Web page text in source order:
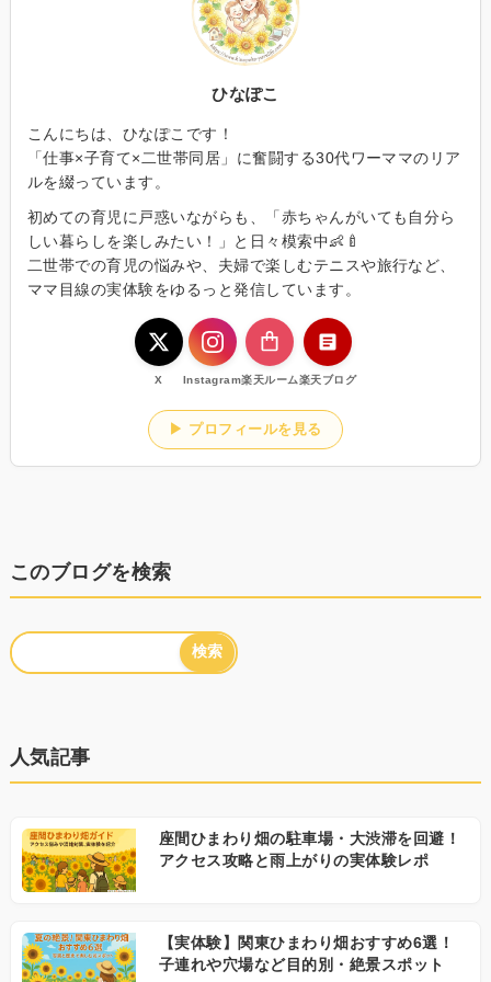
ひなぽこ
こんにちは、ひなぽこです！
「仕事×子育て×二世帯同居」に奮闘する30代ワーママのリア
ルを綴っています。
初めての育児に戸惑いながらも、「赤ちゃんがいても自分ら
しい暮らしを楽しみたい！」と日々模索中👶🍼
二世帯での育児の悩みや、夫婦で楽しむテニスや旅行など、
ママ目線の実体験をゆるっと発信しています。
X Instagram楽天ルーム楽天ブログ
▶ プロフィールを見る
このブログを検索
人気記事
座間ひまわり畑の駐車場・大渋滞を回避！
アクセス攻略と雨上がりの実体験レポ
【実体験】関東ひまわり畑おすすめ6選！
子連れや穴場など目的別・絶景スポット